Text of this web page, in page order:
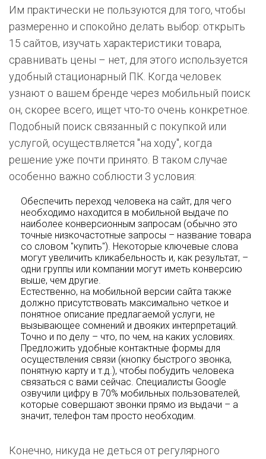
Им практически не пользуются для того, чтобы
размеренно и спокойно делать выбор: открыть
15 сайтов, изучать характеристики товара,
сравнивать цены – нет, для этого используется
удобный стационарный ПК. Когда человек
узнают о вашем бренде через мобильный поиск
он, скорее всего, ищет что-то очень конкретное.
Подобный поиск связанный с покупкой или
услугой, осуществляется "на ходу", когда
решение уже почти принято. В таком случае
особенно важно соблюсти 3 условия:
Обеспечить переход человека на сайт, для чего
необходимо находится в мобильной выдаче по
наиболее конверсионным запросам (обычно это
точные низкочастотные запросы – название товара
со словом "купить"). Некоторые ключевые слова
могут увеличить кликабельность и, как результат, –
одни группы или компании могут иметь конверсию
выше, чем другие.
Естественно, на мобильной версии сайта также
должно присутствовать максимально четкое и
понятное описание предлагаемой услуги, не
вызывающее сомнений и двояких интерпретаций.
Точно и по делу – что, по чем, на каких условиях.
Предложить удобные контактные формы для
осуществления связи (кнопку быстрого звонка,
понятную карту и т.д.), чтобы побудить человека
связаться с вами сейчас. Специалисты Google
озвучили цифру в 70% мобильных пользователей,
которые совершают звонки прямо из выдачи – а
значит, телефон там просто необходим.
Конечно, никуда не деться от регулярного